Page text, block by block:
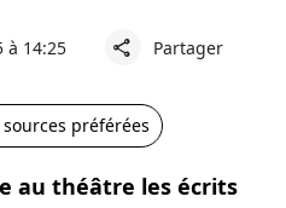
à 14:25 share Partager
préférées
au théâtre les écrits